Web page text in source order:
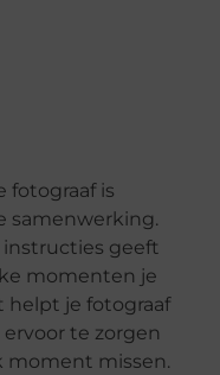
fotograaf is
samenwerking.
instructies geeft
momenten je
helpt je fotograaf
te zorgen
moment missen.